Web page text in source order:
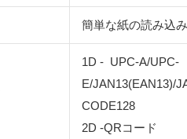
簡単な紙の読み込み
1D - UPC-A/UPC-
E/JAN13(EAN13)/
CODE128
2D -QRコード